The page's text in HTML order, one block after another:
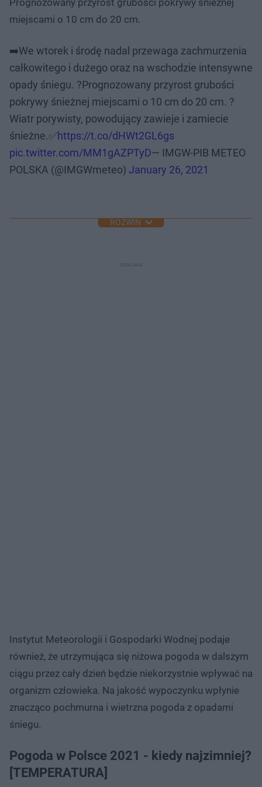
miejscami o 10 cm do 20 cm.
➡️We wtorek i środę nadal przewaga zachmurzenia
całkowitego i dużego oraz na wschodzie intensywne
opady śniegu. ?️Prognozowany przyrost grubości
pokrywy śnieżnej miejscami o 10 cm do 20 cm. ?
Wiatr porywisty, powodujący zawieje i zamiecie
śnieżne.✅https://t.co/dHWt2GL6gs
pic.twitter.com/MM1gAZPTyD— IMGW-PIB METEO
POLSKA (@IMGWmeteo) January 26, 2021
ROZWIŃ
Instytut Meteorologii i Gospodarki Wodnej podaje
również, że utrzymująca się niżowa pogoda w dalszym
ciągu przez cały dzień będzie niekorzystnie wpływać na
organizm człowieka. Na jakość wypoczynku wpłynie
znacząco pochmurna i wietrzna pogoda z opadami
śniegu.
Pogoda w Polsce 2021 - kiedy najzimniej?
[TEMPERATURA]